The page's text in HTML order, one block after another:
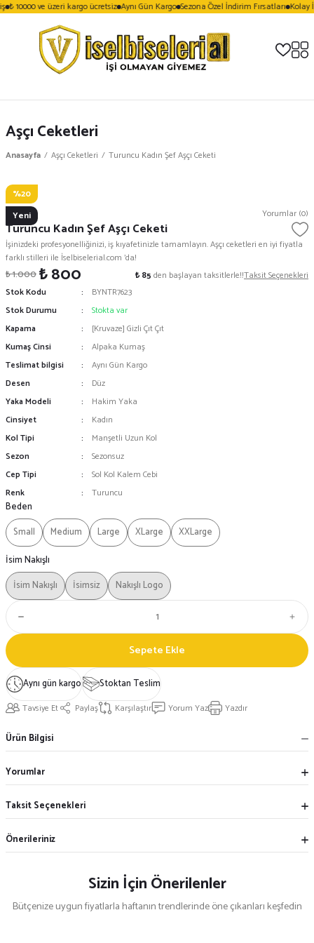
₺ 10000 ve üzeri kargo ücretsiz Aynı Gün Kargo Sezona Özel İndirim Fırsatları Kolay
Aşçı Ceketleri
Anasayfa Aşçı Ceketleri Turuncu Kadın Şef Aşçı Ceketi
%20
Yeni
Vezera Yorumlar (0)
Turuncu Kadın Şef Aşçı Ceketi
İşinizdeki profesyonelliğinizi, iş kıyafetinizle tamamlayın. Aşçı ceketleri en iyi fiyatla
farklı stilleri ile İselbiselerial.com 'da!
₺ 1.000₺ 800 ₺ 85 den başlayan taksitlerle!!Taksit Seçenekleri
Stok Kodu
BYNTR7623
Stok Durumu
Stokta var
Kapama
[Kruvaze] Gizli Çıt Çıt
Kumaş Cinsi
Alpaka Kumaş
Teslimat bilgisi
Aynı Gün Kargo
Desen
Düz
Yaka Modeli
Hakim Yaka
Cinsiyet
Kadın
Kol Tipi
Manşetli Uzun Kol
Sezon
Sezonsuz
Cep Tipi
Sol Kol Kalem Cebi
Renk
Turuncu
Beden
Small
Medium Large XLarge
XXLarge
İsim Nakışlı
İsim Nakışlı
İsimsiz Nakışlı Logo
Sepete Ekle
Aynı gün kargo Stoktan Teslim
Tavsiye Et Paylaş Karşılaştır Yorum Yaz Yazdır
Ürün Bilgisi
Yorumlar
Taksit Seçenekleri
Önerileriniz
Sizin İçin Önerilenler
Bütçenize uygun fiyatlarla haftanın trendlerinde öne çıkanları keşfedin